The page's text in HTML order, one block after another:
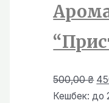
500,00₴
Кешбек: до